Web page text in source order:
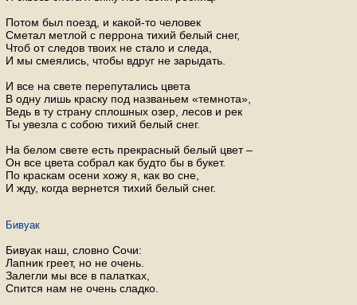
Потом был поезд, и какой-то человек
Сметал метлой с перрона тихий белый снег,
Чтоб от следов твоих не стало и следа,
И мы смеялись, чтобы вдруг не зарыдать.
И все на свете перепутались цвета
В одну лишь краску под названьем «темнота»,
Ведь в ту страну сплошных озер, лесов и рек
Ты увезла с собою тихий белый снег.
На белом свете есть прекрасный белый цвет –
Он все цвета собрал как будто бы в букет.
По краскам осени хожу я, как во сне,
И жду, когда вернется тихий белый снег.
Бивуак
Бивуак наш, словно Сочи:
Лапник греет, но не очень.
Залегли мы все в палатках,
Спится нам не очень сладко.